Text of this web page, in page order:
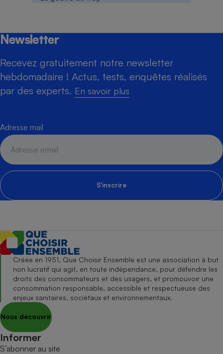
Newsletter
Recevez gratuitement notre newsletter
hebdomadaire ! Actus, tests, enquêtes réalisés
par des experts. En savoir plus
Adresse mail
S'inscrire
Créée en 1951, Que Choisir Ensemble est une association à but
non lucratif qui agit, en toute indépendance, pour défendre les
droits des consommateurs et des usagers, et promouvoir une
consommation responsable, accessible et respectueuse des
enjeux sanitaires, sociétaux et environnementaux.
Nous découvrir
Informer
S’abonner au site